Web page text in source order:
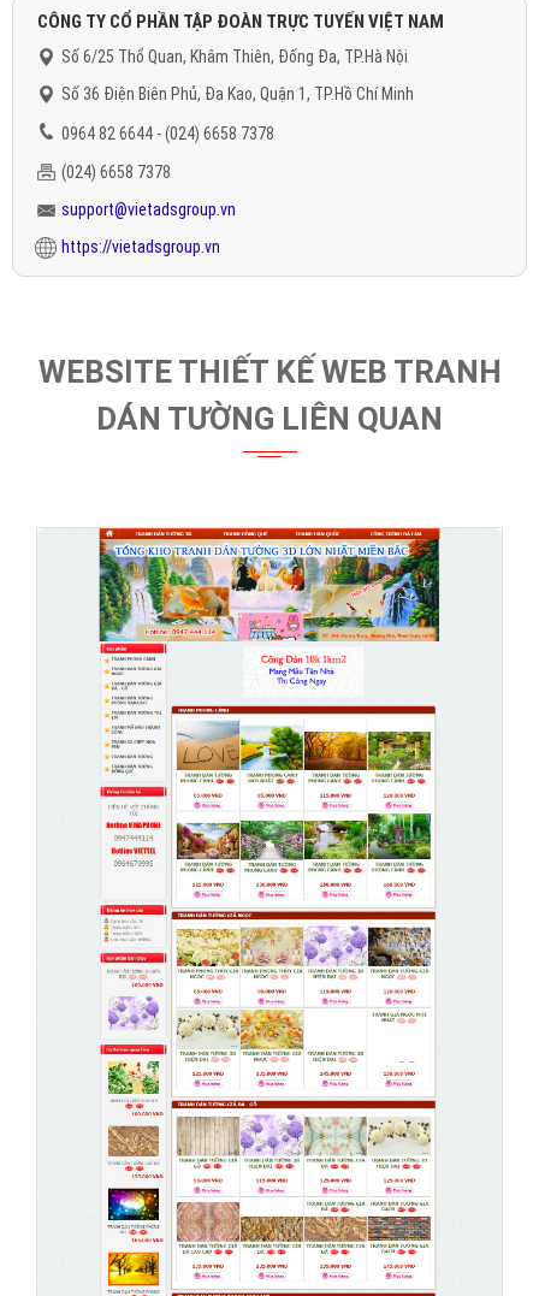
CÔNG TY CỔ PHẦN TẬP ĐOÀN TRỰC TUYẾN VIỆT NAM
Số 6/25 Thổ Quan, Khâm Thiên, Đống Đa, TP.Hà Nội
Số 36 Điện Biên Phủ, Đa Kao, Quận 1, TP.Hồ Chí Minh
0964 82 6644 - (024) 6658 7378
(024) 6658 7378
support@vietadsgroup.vn
https://vietadsgroup.vn
WEBSITE THIẾT KẾ WEB TRANH
DÁN TƯỜNG LIÊN QUAN